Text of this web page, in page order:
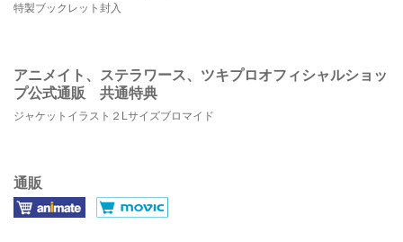
特製ブックレット封入
アニメイト、ステラワース、ツキプロオフィシャルショッ
プ公式通販 共通特典
ジャケットイラスト２Lサイズブロマイド
通販